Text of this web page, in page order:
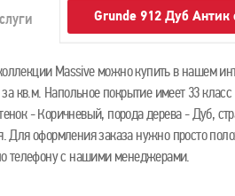
Grunde 912 Дуб Антик
Massive можно купить в нашем
кв.м. Напольное покрытие имеет 33
- Коричневый, порода дерева - Дуб,
Для оформления заказа нужно просто
телефону с нашими менеджерами.